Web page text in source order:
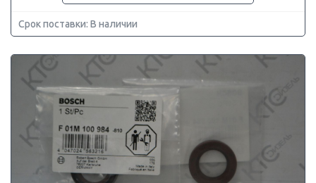
Срок поставки: В наличии